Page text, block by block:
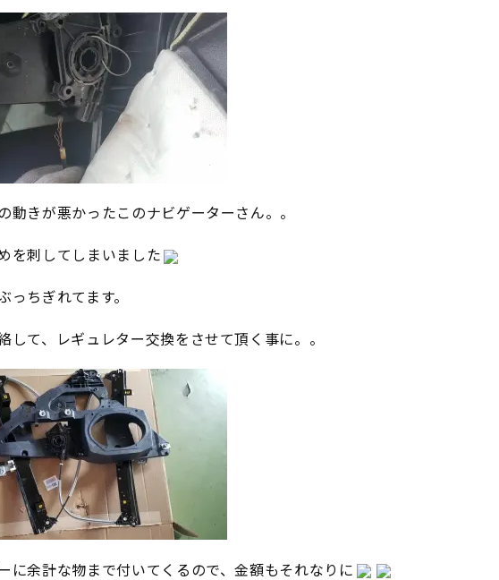
動きが悪かったこのナビゲーターさん。。
を刺してしまいました
っちぎれてます。
して、レギュレター交換をさせて頂く事に。。
に余計な物まで付いてくるので、金額もそれなりに